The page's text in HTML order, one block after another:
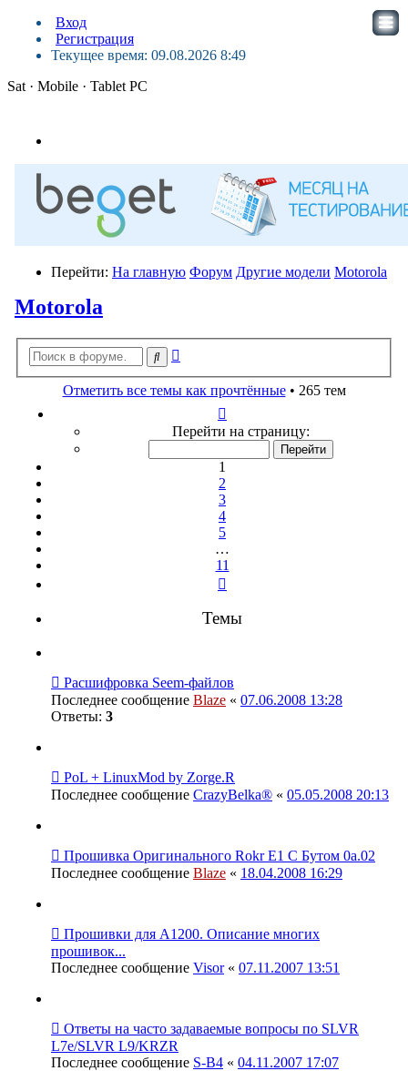
Вход
Регистрация
Текущее время: 09.08.2026 8:49
Sat · Mobile · Tablet PC
Перейти: На главную Форум Другие модели Motorola
Motorola
Поиск
Отметить все темы как прочтённые• 265 тем
1
из
11
Перейти на страницу:
1
2
3
4
5
…
11
Темы
Расшифровка Seem-файлов
Последнее сообщение Blaze « 07.06.2008 13:28
Ответы: 3
PoL + LinuxMod by Zorge.R
Последнее сообщение CrazyBelka® « 05.05.2008 20:13
Прошивка Оригинального Rokr E1 С Бутом 0а.02
Последнее сообщение Blaze « 18.04.2008 16:29
Прошивки для A1200. Описание многих
прошивок...
Последнее сообщение Visor« 07.11.2007 13:51
Ответы на часто задаваемые вопросы по SLVR
L7e/SLVR L9/KRZR
Последнее сообщение S-B4 « 04.11.2007 17:07